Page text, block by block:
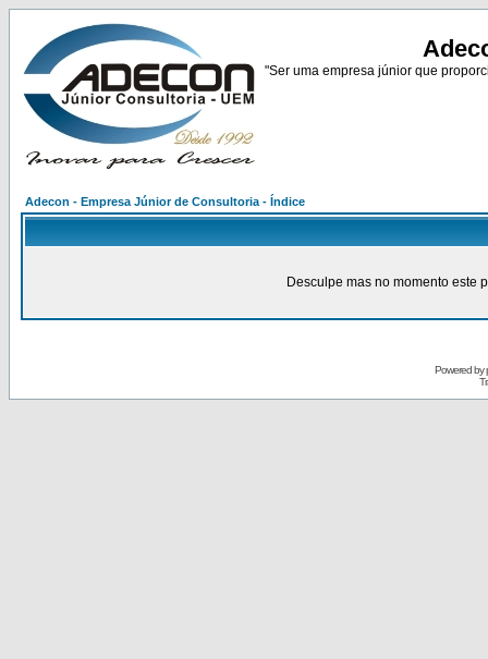
"Ser uma empresa júnior que
Adecon - Empresa Júnior de Consultoria - Índice
Desculpe mas no momento este
Powered by